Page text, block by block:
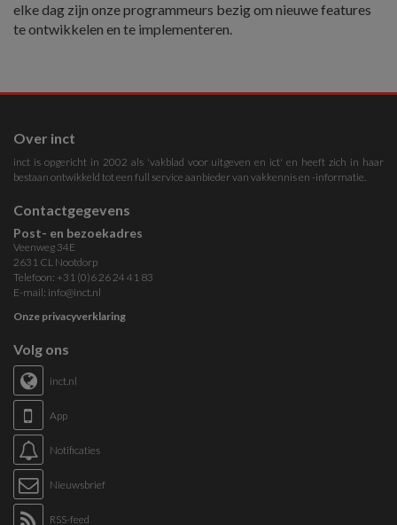
elke dag zijn onze programmeurs bezig om nieuwe features
te ontwikkelen en te implementeren.
Over inct
inct is opgericht in 2002 als 'vakblad voor uitgeven en ict' en heeft zich in haar
bestaan ontwikkeld tot een full service aanbieder van vakkennis en -informatie.
Contactgegevens
Post- en bezoekadres
Veenweg 34E
2631 CL Nootdorp
Telefoon: +31 (0)6 26 24 41 83
E-mail: info@inct.nl
Onze privacyverklaring
Volg ons
inct.nl
App
Notificaties
Nieuwsbrief
RSS-feed